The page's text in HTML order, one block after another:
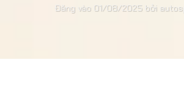
Đăng vào 01/08/2025 bởi